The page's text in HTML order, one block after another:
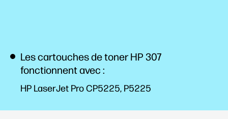
Les cartouches de toner HP 307
fonctionnent avec :
HP LaserJet Pro CP5225, P5225